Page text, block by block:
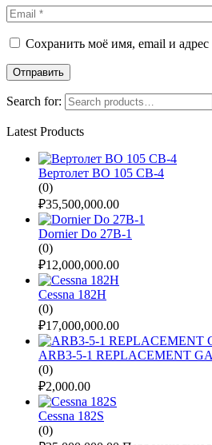
Сохранить моё имя, email и
Search for:
Latest Products
Вертолет BO 105 CB-4
(0)
₽35,500,000.00
Dornier Do 27B-1
(0)
₽12,000,000.00
Cessna 182H
(0)
₽17,000,000.00
ARB3-5-1 REPLACEMENT
(0)
₽2,000.00
Cessna 182S
(0)